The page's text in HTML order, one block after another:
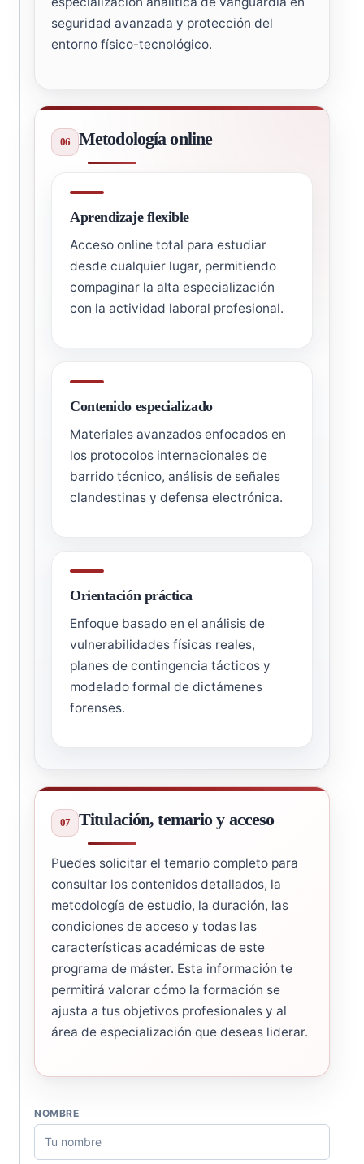
seguridad avanzada y protección del
entorno físico-tecnológico.
Metodología online
Aprendizaje flexible
Acceso online total para estudiar
desde cualquier lugar, permitiendo
compaginar la alta especialización
con la actividad laboral profesional.
Contenido especializado
Materiales avanzados enfocados en
los protocolos internacionales de
barrido técnico, análisis de señales
clandestinas y defensa electrónica.
Orientación práctica
Enfoque basado en el análisis de
vulnerabilidades físicas reales,
planes de contingencia tácticos y
modelado formal de dictámenes
forenses.
Titulación, temario y acceso
Puedes solicitar el temario completo para
consultar los contenidos detallados, la
metodología de estudio, la duración, las
condiciones de acceso y todas las
características académicas de este
programa de máster. Esta información te
permitirá valorar cómo la formación se
ajusta a tus objetivos profesionales y al
área de especialización que deseas liderar.
NOMBRE